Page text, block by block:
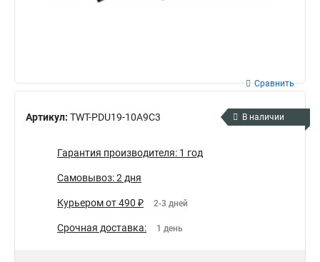
Артикул: TWT-PDU19-10A9C3
Сравнить
В наличии
Гарантия производителя: 1 год
Самовывоз: 2 дня
Курьером от 490 ₽ 2-3 дней
Срочная доставка: 1 день